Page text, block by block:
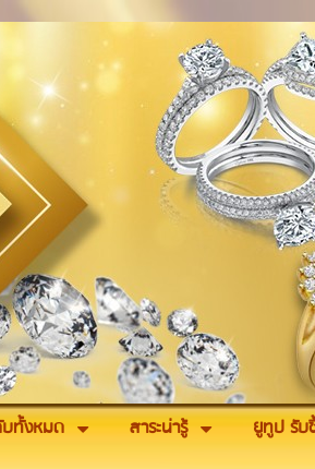
บทั้งหมด สาระน่ารู้ ยูทูป รับ